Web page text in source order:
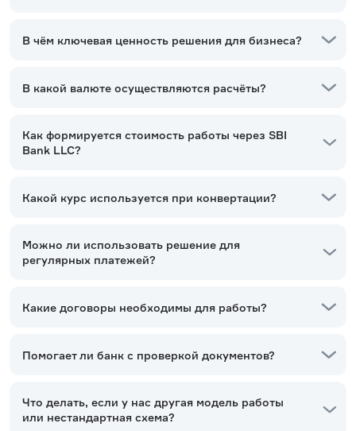
В чём ключевая ценность решения для бизнеса?
В какой валюте осуществляются расчёты?
Как формируется стоимость работы через SBI
Bank LLC?
Какой курс используется при конвертации?
Можно ли использовать решение для
регулярных платежей?
Какие договоры необходимы для работы?
Помогает ли банк с проверкой документов?
Что делать, если у нас другая модель работы
или нестандартная схема?